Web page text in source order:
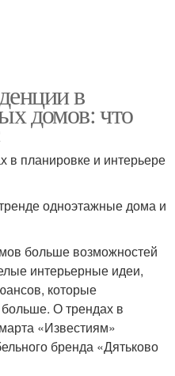
в
домов: что
в планировке и интерьере
одноэтажные дома и
больше возможностей
интерьерные идеи,
которые
О трендах в
«Известиям»
бренда «Дятьково